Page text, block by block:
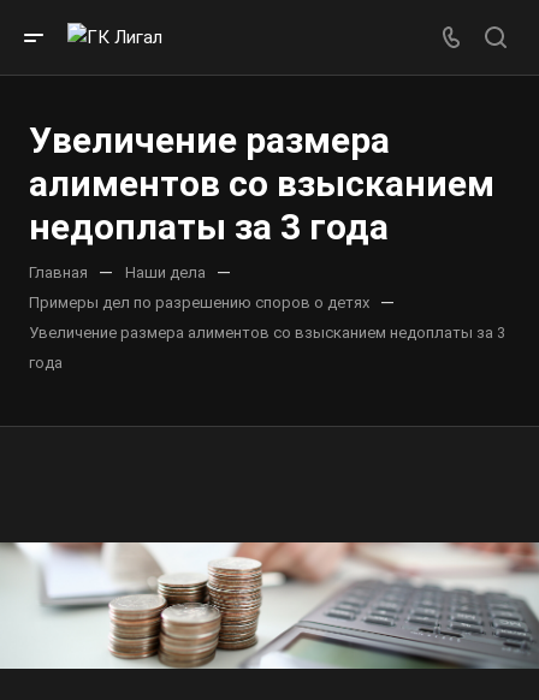
Увеличение размера
алиментов со взысканием
недоплаты за 3 года
Главная — Наши дела —
Примеры дел по разрешению споров о детях —
Увеличение размера алиментов со взысканием недоплаты за 3
года